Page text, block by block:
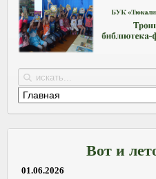
Вот и
01.06.2026